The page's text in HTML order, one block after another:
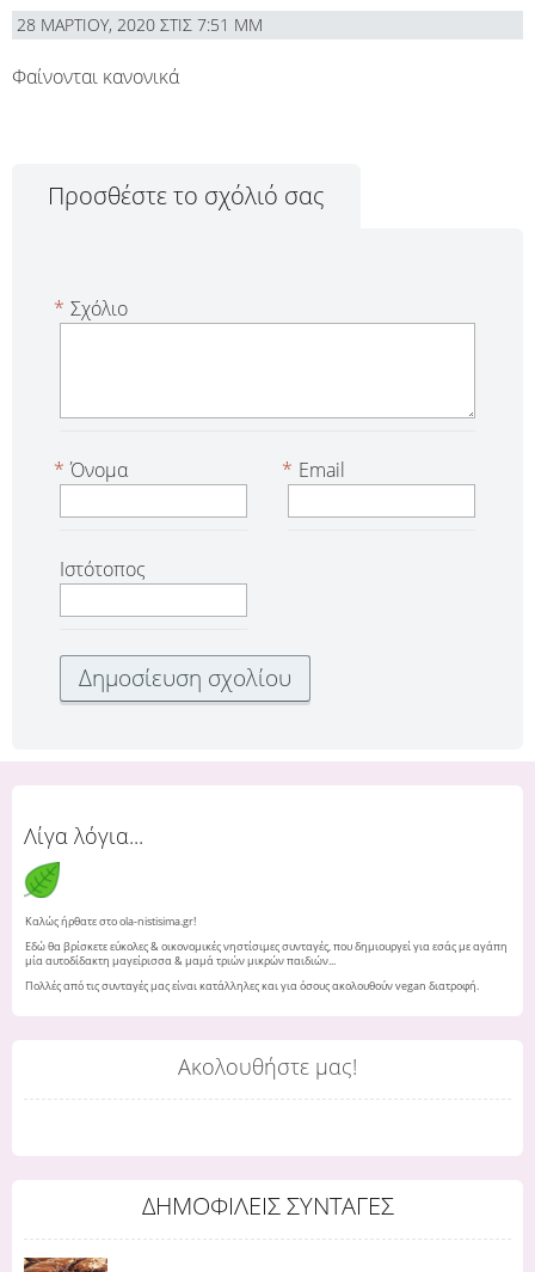
28 ΜΑΡΤΊΟΥ, 2020 ΣΤΙΣ 7:51 ΜΜ
Φαίνονται κανονικά
Προσθέστε το σχόλιό σας
Σχόλιο
*
Όνομα
* Email
*
Ιστότοπος
Λίγα λόγια...
Καλώς ήρθατε στο ola-nistisima.gr!
Εδώ θα βρίσκετε εύκολες & οικονομικές νηστίσιμες συνταγές, που δημιουργεί για εσάς με αγάπη
μία αυτοδίδακτη μαγείρισσα & μαμά τριών μικρών παιδιών...
Πολλές από τις συνταγές μας είναι κατάλληλες και για όσους ακολουθούν vegan διατροφή.
Ακολουθήστε μας!
ΔΗΜΟΦΙΛΕΙΣ ΣΥΝΤΑΓΕΣ